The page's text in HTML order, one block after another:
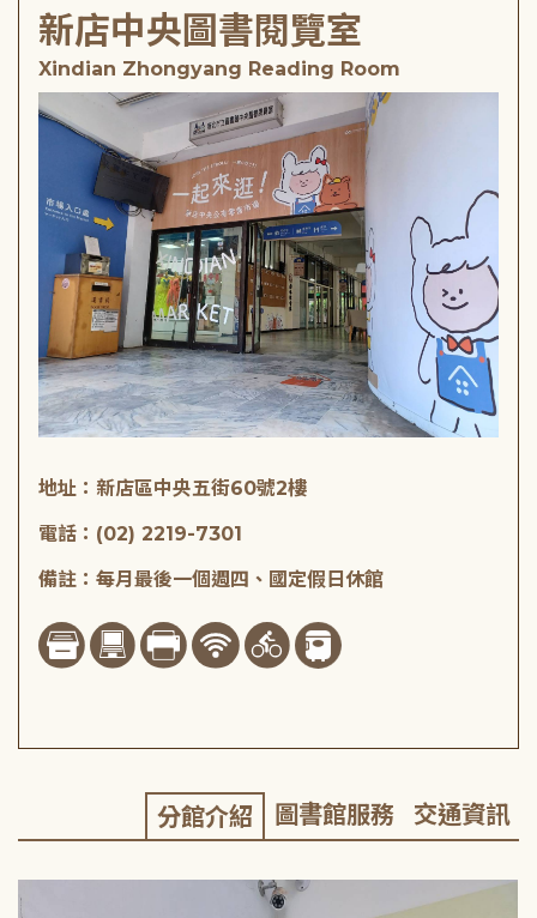
新店中央圖書閱覽室
Xindian Zhongyang Reading Room
地址：新店區中央五街60號2樓
電話：(02) 2219-7301
備註：每月最後一個週四、國定假日休館
分館介紹 圖書館服務 交通資訊